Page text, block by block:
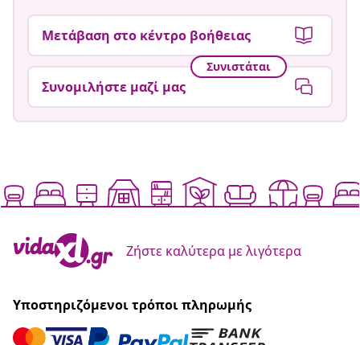
Μετάβαση στο κέντρο βοήθειας
Συνιστάται
Συνομιλήστε μαζί μας
Ζήστε καλύτερα με λιγότερα
Υποστηριζόμενοι τρόποι πληρωμής